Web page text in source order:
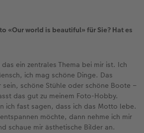
«Our world is beautiful» für Sie? Hat es
ein zentrales Thema bei mir ist. Ich
ich mag schöne Dinge. Das
sein, schöne Stühle oder schöne Boote –
das gut zu meinem Foto-Hobby.
ich fast sagen, dass ich das Motto lebe.
möchte, dann nehme ich mir
schaue mir ästhetische Bilder an.